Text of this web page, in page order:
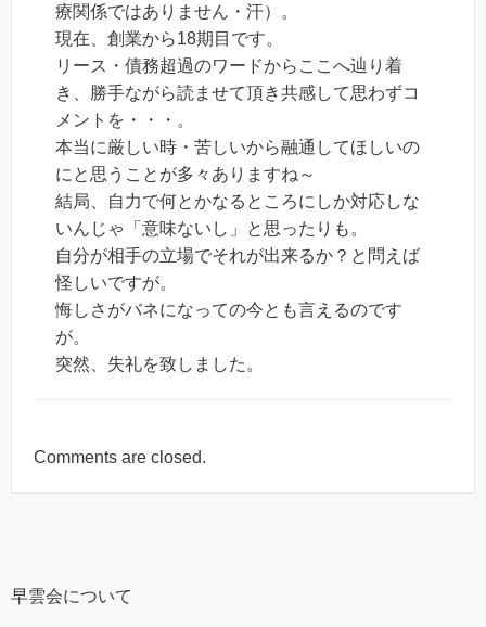
療関係ではありません・汗）。
現在、創業から18期目です。
リース・債務超過のワードからここへ辿り着
き、勝手ながら読ませて頂き共感して思わずコ
メントを・・・。
本当に厳しい時・苦しいから融通してほしいの
にと思うことが多々ありますね～
結局、自力で何とかなるところにしか対応しな
いんじゃ「意味ないし」と思ったりも。
自分が相手の立場でそれが出来るか？と問えば
怪しいですが。
悔しさがバネになっての今とも言えるのです
が。
突然、失礼を致しました。
Comments are closed.
早雲会について